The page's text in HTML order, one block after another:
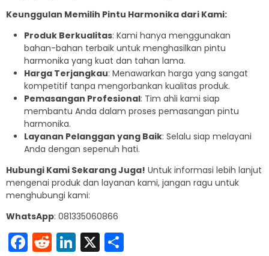
Keunggulan Memilih Pintu Harmonika dari Kami:
Produk Berkualitas: Kami hanya menggunakan
bahan-bahan terbaik untuk menghasilkan pintu
harmonika yang kuat dan tahan lama.
Harga Terjangkau: Menawarkan harga yang sangat
kompetitif tanpa mengorbankan kualitas produk.
Pemasangan Profesional: Tim ahli kami siap
membantu Anda dalam proses pemasangan pintu
harmonika.
Layanan Pelanggan yang Baik: Selalu siap melayani
Anda dengan sepenuh hati.
Hubungi Kami Sekarang Juga! Untuk informasi lebih lanjut
mengenai produk dan layanan kami, jangan ragu untuk
menghubungi kami:
WhatsApp: 081335060866
Facebook
Reddit
LinkedIn
X